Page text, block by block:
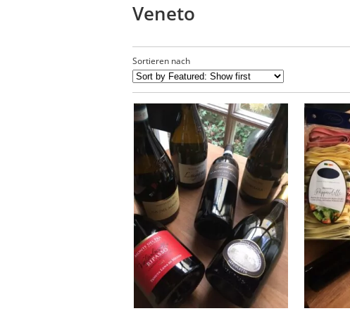
Veneto
Sortieren nach